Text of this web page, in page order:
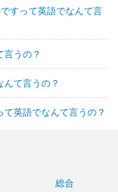
すって英語でなんて言
うの？
て言うの？
英語でなんて言うの？
総合